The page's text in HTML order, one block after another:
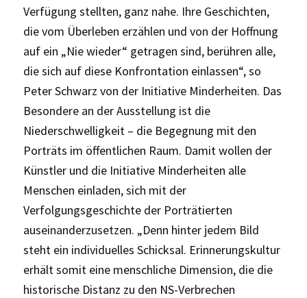
Verfügung stellten, ganz nahe. Ihre Geschichten,
die vom Überleben erzählen und von der Hoffnung
auf ein „Nie wieder“ getragen sind, berühren alle,
die sich auf diese Konfrontation einlassen“, so
Peter Schwarz von der Initiative Minderheiten. Das
Besondere an der Ausstellung ist die
Niederschwelligkeit – die Begegnung mit den
Porträts im öffentlichen Raum. Damit wollen der
Künstler und die Initiative Minderheiten alle
Menschen einladen, sich mit der
Verfolgungsgeschichte der Porträtierten
auseinanderzusetzen. „Denn hinter jedem Bild
steht ein individuelles Schicksal. Erinnerungskultur
erhält somit eine menschliche Dimension, die die
historische Distanz zu den NS-Verbrechen